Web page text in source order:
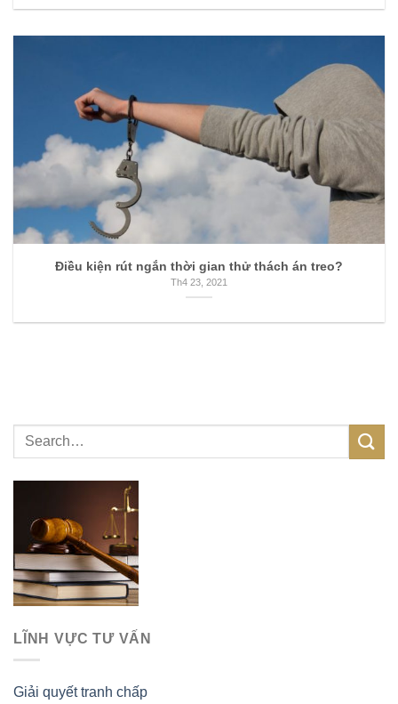
Điều kiện rút ngắn thời gian thử thách án treo?
Th4 23, 2021
LĨNH VỰC TƯ VẤN
Giải quyết tranh chấp